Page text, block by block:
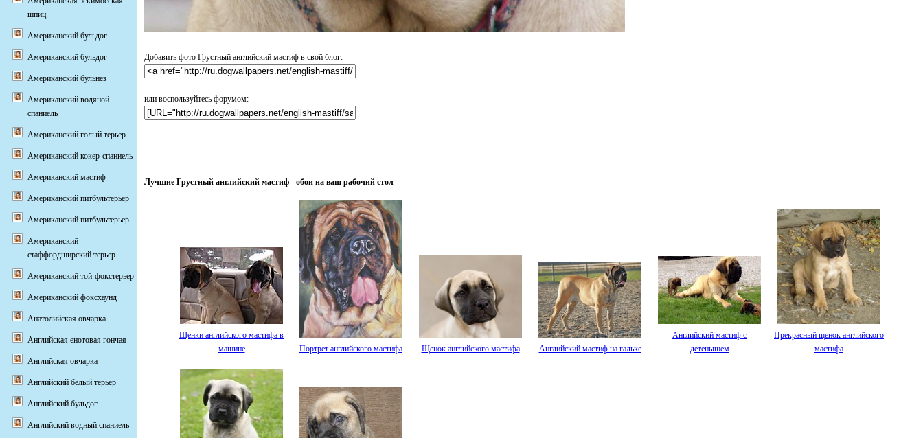
Добавить фото Грустный английский мастиф в свой блог:
или воспользуйтесь форумом:
Лучшие Грустный английский мастиф - обои на ваш рабочий стол
Щенки английского мастифа в
машине
Портрет английского мастифа Щенок английского мастифа Английский мастиф на гальке
Английский мастиф с
детенышем
Прекрасный щенок английского
мастифа
шпиц
Американский бульдог
Американский бульдог
Американский бульнез
Американский водяной
спаниель
Американский голый терьер
Американский кокер-спаниель
Американский мастиф
Американский питбультерьер
Американский питбультерьер
Американский
стаффордширский терьер
Американский той-фокстерьер
Американский фоксхаунд
Анатолийская овчарка
Английская енотовая гончая
Английская овчарка
Английский белый терьер
Английский бульдог
Английский водный спаниель